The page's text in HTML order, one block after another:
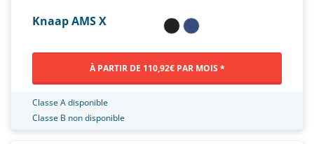
Knaap AMS X
À PARTIR DE 110,92€ PAR MOIS *
Classe A disponible
Classe B non disponible